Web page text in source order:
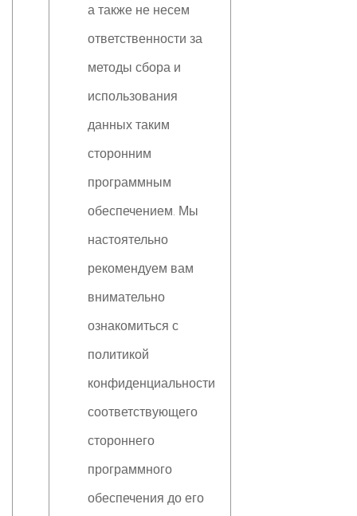
а также не несем
ответственности за
методы сбора и
использования
данных таким
сторонним
программным
обеспечением. Мы
настоятельно
рекомендуем вам
внимательно
ознакомиться с
политикой
конфиденциальности
соответствующего
стороннего
программного
обеспечения до его